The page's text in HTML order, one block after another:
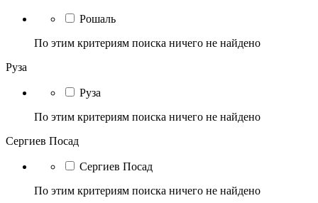
Рошаль
По этим критериям поиска ничего не найдено
Руза
Руза
По этим критериям поиска ничего не найдено
Сергиев Посад
Сергиев Посад
По этим критериям поиска ничего не найдено